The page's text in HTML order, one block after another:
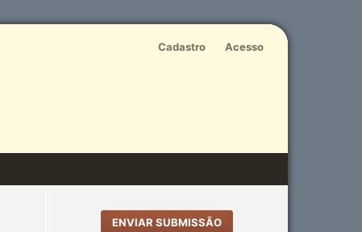
Cadastro Acesso
ENVIAR SUBMISSÃO